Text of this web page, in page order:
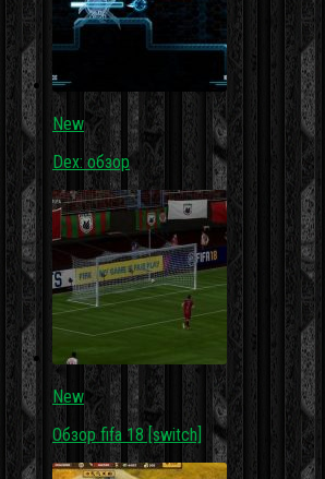
New
Dex: обзор
New
Обзор fifa 18 [switch]